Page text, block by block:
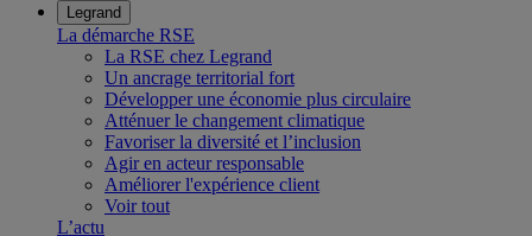
Legrand
La démarche RSE
La RSE chez Legrand
Un ancrage territorial fort
Développer une économie plus circulaire
Atténuer le changement climatique
Favoriser la diversité et l’inclusion
Agir en acteur responsable
Améliorer l'expérience client
Voir tout
L’actu